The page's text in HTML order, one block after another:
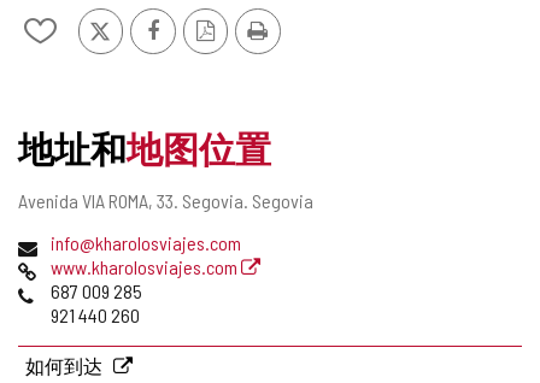
从
本
中
添
删
除
推
特
FacebookPDF
版
打
印
得
信
赖
的
旅
游
LEÓN
旅
印
章
地址和地图位置
邮
地
址
Avenida VIA ROMA, 33. Segovia. Segovia
电
子
邮
址
info@kharolosviajes.com
网
页
www.kharolosviajes.com
电
687 009 285
921 440 260
如何到达